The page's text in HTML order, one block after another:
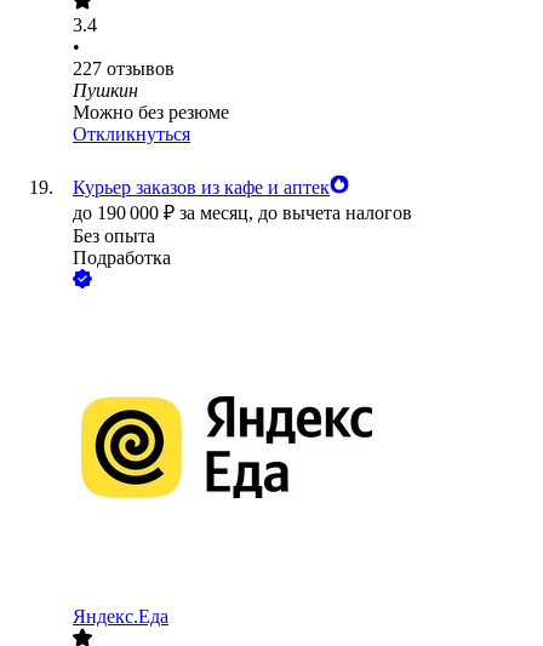
3.4
•
227 отзывов
Пушкин
Можно без резюме
Откликнуться
Курьер заказов из кафе и аптек
до 190 000 ₽ за месяц, до вычета налогов
Без опыта
Подработка
Яндекс.Еда